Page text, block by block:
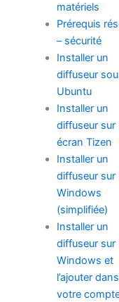
matériels
Prérequis
– sécurité
Installer un
diffuseur
Ubuntu
Installer un
diffuseur sur
écran Tizen
Installer un
diffuseur sur
Windows
(simplifiée)
Installer un
diffuseur sur
Windows et
l’ajouter dans
votre